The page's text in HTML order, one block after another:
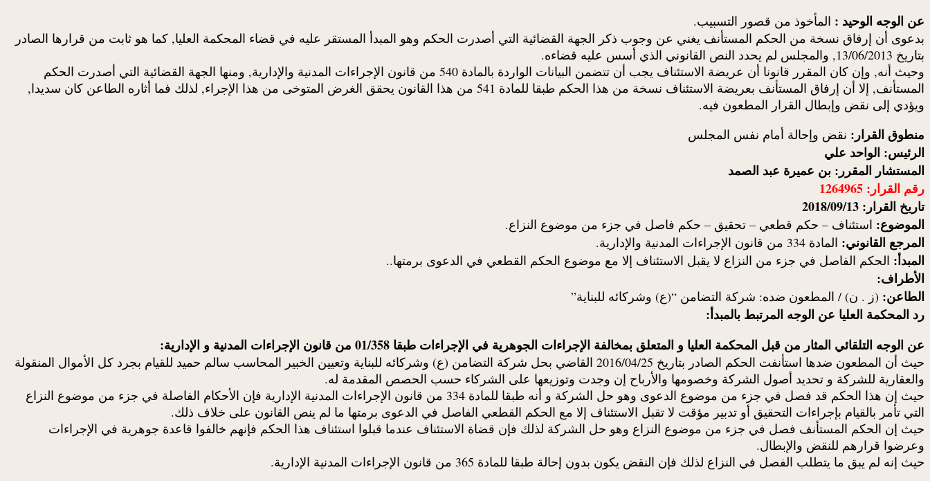
عن الوجه الوحيد : المأخوذ من قصور التسبيب.
بدعوى أن إرفاق نسخة من الحكم المستأنف يغني عن وجوب ذكر الجهة القضائية التي أصدرت الحكم وهو المبدأ المستقر عليه في قضاء المحكمة العليا, كما هو ثابت من قرارها الصادر
بتاريخ 13/06/2013, والمجلس لم يحدد النص القانوني الذي أسس عليه قضاءه.
وحيث أنه, وإن كان المقرر قانونا أن عريضة الاستئناف يجب أن تتضمن البيانات الواردة بالمادة 540 من قانون الإجراءات المدنية والإدارية, ومنها الجهة القضائية التي أصدرت الحكم
المستأنف, إلا أن إرفاق المستأنف بعريضة الاستئناف نسخة من هذا الحكم طبقا للمادة 541 من هذا القانون يحقق الغرض المتوخى من هذا الإجراء, لذلك فما أثاره الطاعن كان سديدا,
ويؤدي إلى نقض وإبطال القرار المطعون فيه.
منطوق القرار: نقض وإحالة أمام نفس المجلس
الرئيس: الواحد علي
المستشار المقرر: بن عميرة عبد الصمد
رقم القرار: 1264965
تاريخ القرار: 2018/09/13
الموضوع: استئناف – حكم قطعي – تحقيق – حكم فاصل في جزء من موضوع النزاع.
المرجع القانوني: المادة 334 من قانون الإجراءات المدنية والإدارية.
المبدأ: الحكم الفاصل في جزء من النزاع لا يقبل الاستئناف إلا مع موضوع الحكم القطعي في الدعوى برمتها..
الأطراف:
الطاعن: (ز . ن) / المطعون ضده: شركة التضامن “(ع) وشركائه للبناية”
رد المحكمة العليا عن الوجه المرتبط بالمبدأ:
عن الوجه التلقائي المثار من قبل المحكمة العليا و المتعلق بمخالفة الإجراءات الجوهرية في الإجراءات طبقا 01/358 من قانون الإجراءات المدنية و الإدارية:
حيث أن المطعون ضدها استأنفت الحكم الصادر بتاريخ 2016/04/25 القاضي بحل شركة التضامن (ع) وشركائه للبناية وتعيين الخبير المحاسب سالم حميد للقيام بجرد كل الأموال المنقولة
والعقارية للشركة و تحديد أصول الشركة وخصومها والأرباح إن وجدت وتوزيعها على الشركاء حسب الحصص المقدمة له.
حيث إن هذا الحكم قد فصل في جزء من موضوع الدعوى وهو حل الشركة و أنه طبقا للمادة 334 من قانون الإجراءات المدنية الإدارية فإن الأحكام الفاصلة في جزء من موضوع النزاع
التي تأمر بالقيام بإجراءات التحقيق أو تدبير مؤقت لا تقبل الاستئناف إلا مع الحكم القطعي الفاصل في الدعوى برمتها ما لم ينص القانون على خلاف ذلك.
حيث إن الحكم المستأنف فصل في جزء من موضوع النزاع وهو حل الشركة لذلك فإن قضاة الاستئناف عندما قبلوا استئناف هذا الحكم فإنهم خالفوا قاعدة جوهرية في الإجراءات
وعرضوا قرارهم للنقض والإبطال.
حيث إنه لم يبق ما يتطلب الفصل في النزاع لذلك فإن النقض يكون بدون إحالة طبقا للمادة 365 من قانون الإجراءات المدنية الإدارية.